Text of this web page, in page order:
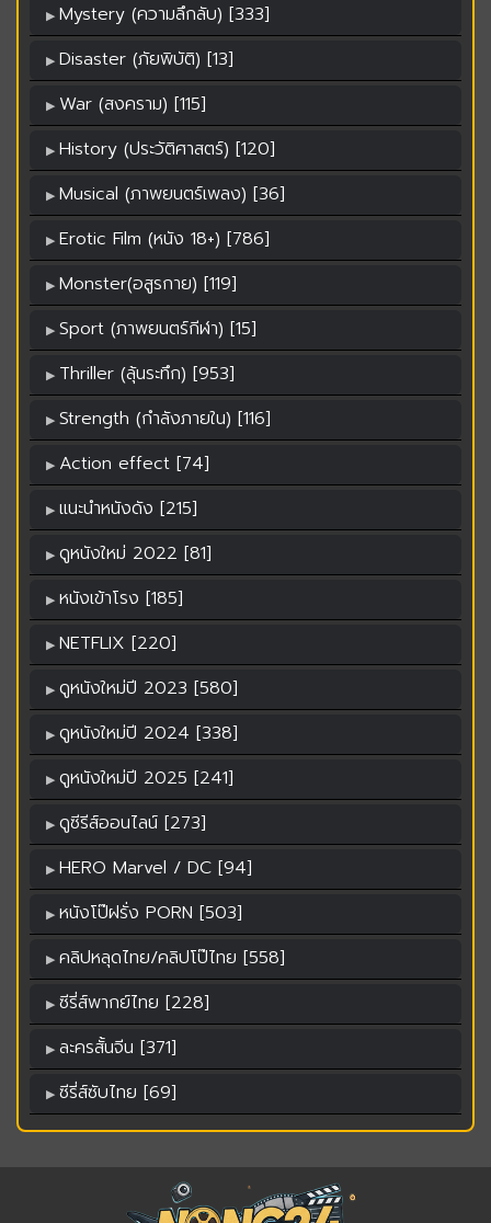
Mystery (ความลึกลับ) [333]
Disaster (ภัยพิบัติ) [13]
War (สงคราม) [115]
History (ประวัติศาสตร์) [120]
Musical (ภาพยนตร์เพลง) [36]
Erotic Film (หนัง 18+) [786]
Monster(อสูรกาย) [119]
Sport (ภาพยนตร์กีฬา) [15]
Thriller (ลุ้นระทึก) [953]
Strength (กำลังภายใน) [116]
Action effect [74]
แนะนำหนังดัง [215]
ดูหนังใหม่ 2022 [81]
หนังเข้าโรง [185]
NETFLIX [220]
ดูหนังใหม่ปี 2023 [580]
ดูหนังใหม่ปี 2024 [338]
ดูหนังใหม่ปี 2025 [241]
ดูซีรีส์ออนไลน์ [273]
HERO Marvel / DC [94]
หนังโป๊ฝรั่ง PORN [503]
คลิปหลุดไทย/คลิปโป๊ไทย [558]
ซีรี่ส์พากย์ไทย [228]
ละครสั้นจีน [371]
ซีรี่ส์ซับไทย [69]